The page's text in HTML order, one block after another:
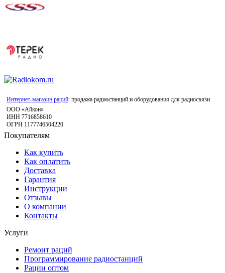
Интернет-магазин раций: продажа радиостанций и оборудования для радиосвязи.
ООО «Айкон»
ИНН 7716858610
ОГРН 1177746504220
Покупателям
Как купить
Как оплатить
Доставка
Гарантия
Инструкции
Отзывы
О компании
Контакты
Услуги
Ремонт раций
Программирование радиостанций
Рации оптом